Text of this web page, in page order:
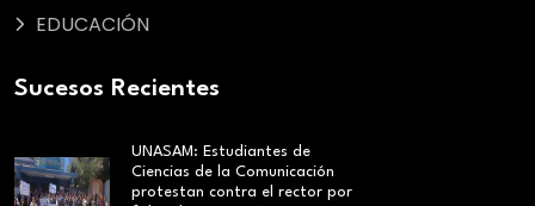
EDUCACIÓN
Sucesos Recientes
UNASAM: Estudiantes de
Ciencias de la Comunicación
protestan contra el rector por